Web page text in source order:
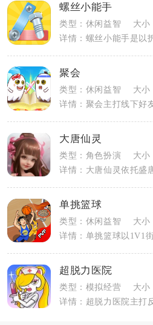
螺丝小能手
类型：休闲益智
大小
聚会
类型：休闲益智
大小
大唐仙灵
类型：角色扮演
大小
单挑篮球
类型：休闲益智
大小
超脱力医院
类型：模拟经营
大小